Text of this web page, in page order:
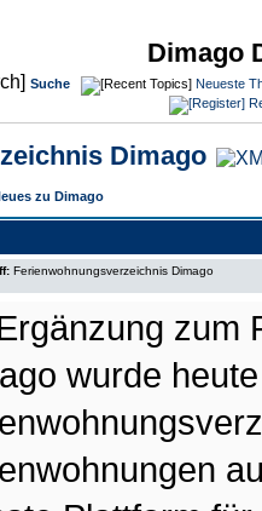
Dimago
Suche
Neueste
Dimago
zu Dimago
Ferienwohnungsverzeichnis Dimago
zum
wurde